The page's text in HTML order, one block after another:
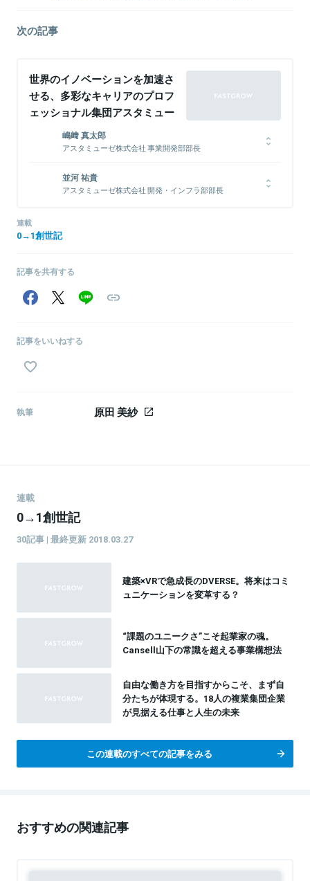
次の記事
世界のイノベーションを加速さ
せる、多彩なキャリアのプロフ
ェッショナル集団アスタミュー
嶋﨑 真太郎
アスタミューゼ株式会社 事業開発部部長
ングサービス』『専門人材採用コンサルティング』『知的財産プラット
フォームサービス』の統括責任者に。好きな球団は阪神タイガー
並河 祐貴
アスタミューゼ株式会社 開発・インフラ部部長
タミューゼ株式会社へ入社。これまで小～大規模の様々なWebサー
ビスのバックエンドを支える業務に携わっている。主な著作に
連載
0→1創世記
記事を共有する
記事をいいねする
執筆 原田 美紗
連載
0→1創世記
30記事 | 最終更新 2018.03.27
建築×VRで急成長のDVERSE。将来はコミ
ュニケーションを変革する？
“課題のユニークさ”こそ起業家の魂。
Cansell山下の常識を超える事業構想法
自由な働き方を目指すからこそ、まず自
分たちが体現する。18人の複業集団企業
が見据える仕事と人生の未来
この連載のすべての記事をみる
おすすめの関連記事